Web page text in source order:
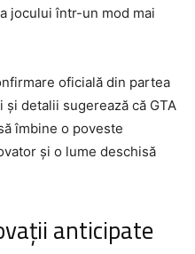
jocului într-un mod mai
oficială din partea
detalii sugerează că GTA
îmbine o poveste
și o lume deschisă
anticipate